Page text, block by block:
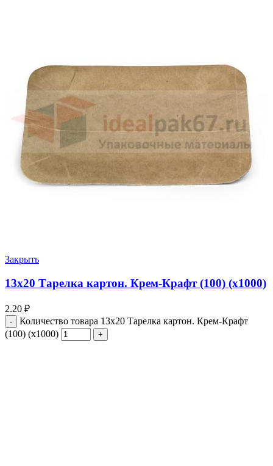
Закрыть
13х20 Тарелка картон. Крем-Крафт (100) (х1000)
2.20 ₽
Количество товара 13х20 Тарелка картон. Крем-Крафт
(100) (х1000)